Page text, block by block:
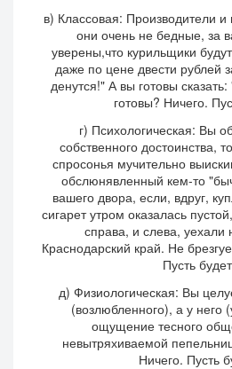
в) Классовая: Производители
они очень не бедные, за
уверены,что курильщики
даже по цене двести рублей
денутся!" А вы готовы
готовы? Ничего.
г) Психологическая: Вы
собственного достоинства,
спросонья мучительно
обслюнявленный кем-то
вашего двора, если, вдруг,
сигарет утром оказалась
справа, и слева, уехали
Краснодарский край. Не
Пусть
д) Физиологическая: Вы
(возлюбленного), а у него
ощущение тесного
невытряхиваемой
Ничего. Пусть